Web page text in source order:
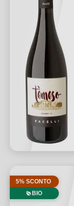
5% SCONTO
BIO